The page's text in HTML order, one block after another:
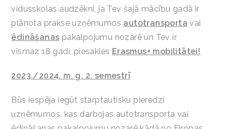
vidusskolas audzēkni, ja Tev šajā mācību gadā ir
plānota prakse uzņēmumos autotransporta vai
ēdināšanas pakalpojumu nozarē un Tev ir
vismaz 18 gadi, piesakies Erasmus+ mobilitātei!
2023./2024. m. g. 2. semestrī
Būs iespēja iegūt starptautisku pieredzi
uzņēmumos, kas darbojas autotransporta vai